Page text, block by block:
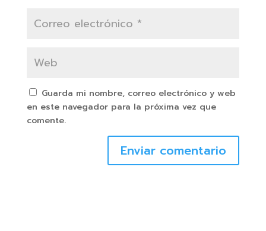
Guarda mi nombre, correo electrónico y web
en este navegador para la próxima vez que
comente.
Enviar comentario